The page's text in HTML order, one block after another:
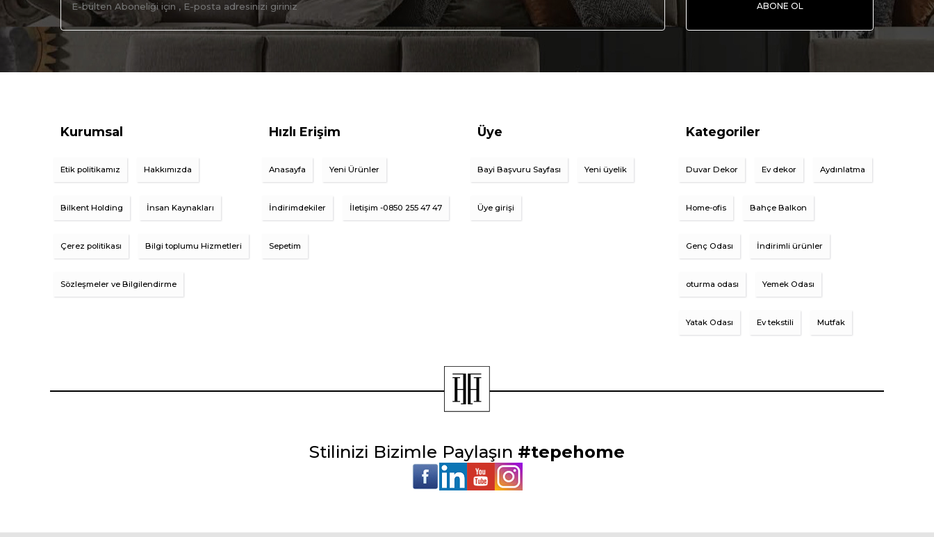
ABONE OL
Kurumsal
Etik politikamız Hakkımızda
Bilkent Holding İnsan Kaynakları
Çerez politikası Bilgi toplumu Hizmetleri
Sözleşmeler ve Bilgilendirme
Hızlı Erişim
Anasayfa Yeni Ürünler
İndirimdekiler İletişim -0850 255 47 47
Sepetim
Üye
Bayi Başvuru Sayfası Yeni üyelik
Üye girişi
Kategoriler
Duvar Dekor Ev dekor Aydınlatma
Home-ofis Bahçe Balkon
Genç Odası İndirimli ürünler
oturma odası Yemek Odası
Yatak Odası Ev tekstili Mutfak
Stilinizi Bizimle Paylaşın #tepehome